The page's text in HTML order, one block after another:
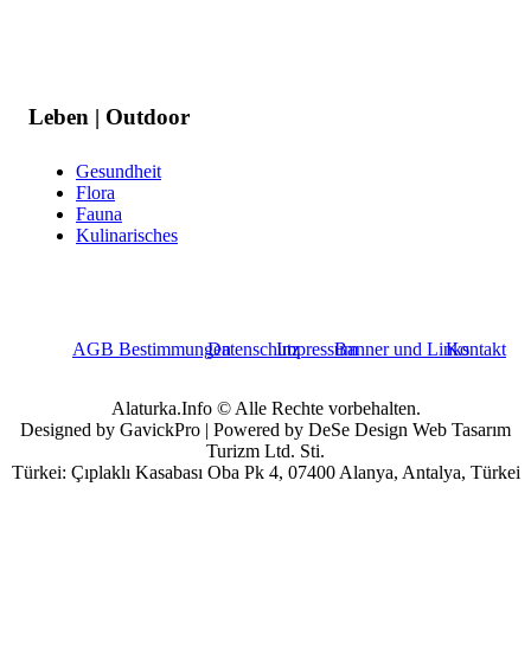
Leben | Outdoor
Gesundheit
Flora
Fauna
Kulinarisches
AGB BestimmungenDatenschutzImpressumBanner und LinksKontakt
Alaturka.Info © Alle Rechte vorbehalten.
Designed by GavickPro | Powered by DeSe Design Web Tasarım
Turizm Ltd. Sti.
Türkei: Çıplaklı Kasabası Oba Pk 4, 07400 Alanya, Antalya, Türkei